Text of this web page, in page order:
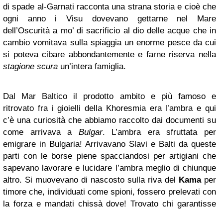
di spade al-Garnati racconta una strana storia e cioè che
ogni anno i Visu dovevano gettarne nel Mare
dell’Oscurità a mo’ di sacrificio al dio delle acque che in
cambio vomitava sulla spiaggia un enorme pesce da cui
si poteva cibare abbondantemente e farne riserva nella
stagione scura un’intera famiglia.
Dal Mar Baltico il prodotto ambito e più famoso e
ritrovato fra i gioielli della Khoresmia era l’ambra e qui
c’è una curiosità che abbiamo raccolto dai documenti su
come arrivava a Bulgar. L’ambra era sfruttata per
emigrare in Bulgaria! Arrivavano Slavi e Balti da queste
parti con le borse piene spacciandosi per artigiani che
sapevano lavorare e lucidare l’ambra meglio di chiunque
altro. Si muovevano di nascosto sulla riva del Kamaper
timore che, individuati come spioni, fossero prelevati con
la forza e mandati chissà dove! Trovato chi garantisse